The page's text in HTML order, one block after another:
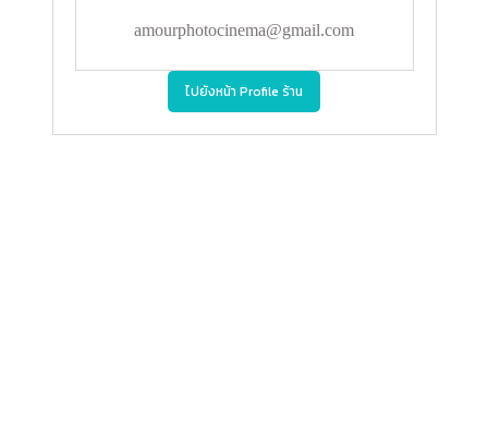
amourphotocinema@gmail.com
ไปยังหน้า Profile ร้าน